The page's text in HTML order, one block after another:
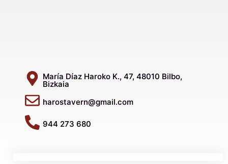
María Díaz Haroko K., 47, 48010 Bilbo,
Bizkaia
harostavern@gmail.com
944 273 680